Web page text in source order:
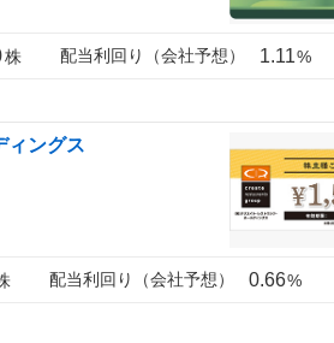
株 配当利回り（会社予想） 1.11%
ィングス
配当利回り（会社予想） 0.66%